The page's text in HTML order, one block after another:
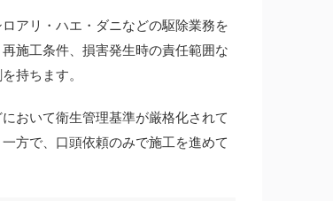
アリ・ハエ・ダニなどの駆除業務を
施工条件、損害発生時の責任範囲な
持ちます。
おいて衛生管理基準が厳格化されて
方で、口頭依頼のみで施工を進めて